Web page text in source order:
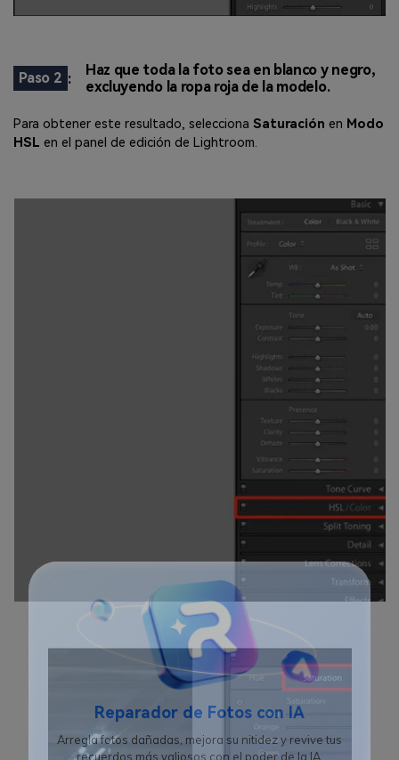
Reparador de Fotos con IA
Paso 2 :
Haz que toda la foto sea en blanco y negro,
excluyendo la ropa roja de la modelo.
Para obtener este resultado, selecciona Saturación en Modo
HSL en el panel de edición de Lightroom.